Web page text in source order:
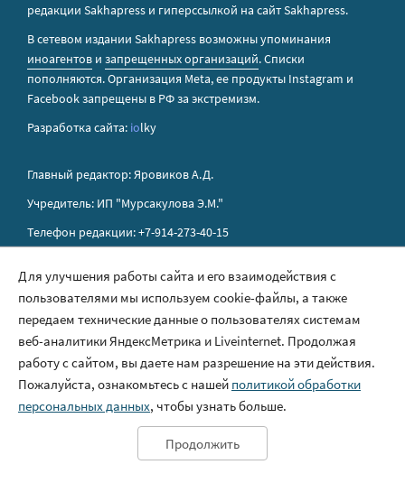
редакции Sakhapress и гиперссылкой на сайт Sakhapress.
В сетевом издании Sakhapress возможны упоминания
иноагентов и запрещенных организаций. Списки
пополняются. Организация Metа, ее продукты Instagram и
Facebook запрещены в РФ за экстремизм.
Разработка сайта: iolky
Главный редактор: Яровиков А.Д.
Учредитель: ИП "Мурсакулова Э.М."
Телефон редакции: +7-914-273-40-15
Правила сайта
Политика обработки персональных данных
Размещение рекламы
Контакты
Для улучшения работы сайта и его взаимодействия с
пользователями мы используем cookie-файлы, а также
передаем технические данные о пользователях системам
веб-аналитики ЯндексМетрика и Liveinternet. Продолжая
работу с сайтом, вы даете нам разрешение на эти действия.
Пожалуйста, ознакомьтесь с нашей политикой обработки
персональных данных, чтобы узнать больше.
Продолжить